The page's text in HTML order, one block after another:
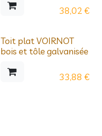
38,02 €
Toit plat VOIRNOT
bois et tôle galvanisée
33,88 €